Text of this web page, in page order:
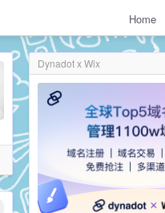
Home
Dynadot x Wix